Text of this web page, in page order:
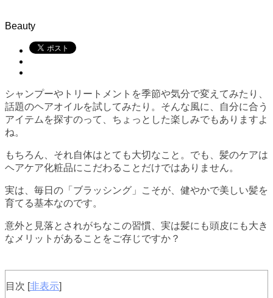
Beauty
シャンプーやトリートメントを季節や気分で変えてみたり、
話題のヘアオイルを試してみたり。そんな風に、自分に合う
アイテムを探すのって、ちょっとした楽しみでもありますよ
ね。
もちろん、それ自体はとても大切なこと。でも、髪のケアは
ヘアケア化粧品にこだわることだけではありません。
実は、毎日の「ブラッシング」こそが、健やかで美しい髪を
育てる基本なのです。
意外と見落とされがちなこの習慣、実は髪にも頭皮にも大き
なメリットがあることをご存じですか？
目次 [非表示]